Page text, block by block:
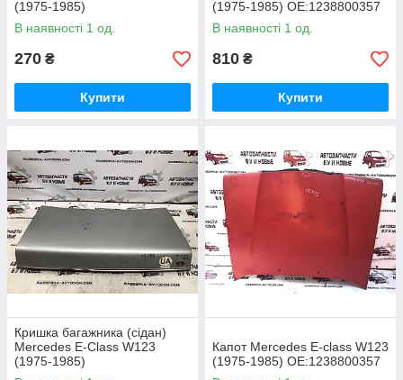
(1975-1985)
В наявності 1 од.
270 ₴
Купити
(1975-1985) OE:1238800357
В наявності 1 од.
810 ₴
Купити
Кришка багажника (сідан)
Mercedes E-Class W123
(1975-1985)
Капот Mercedes E-class W123
(1975-1985) OE:1238800357